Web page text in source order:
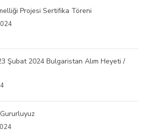
Projesi Sertifika Töreni
Şubat 2024 Bulgaristan Alım Heyeti /